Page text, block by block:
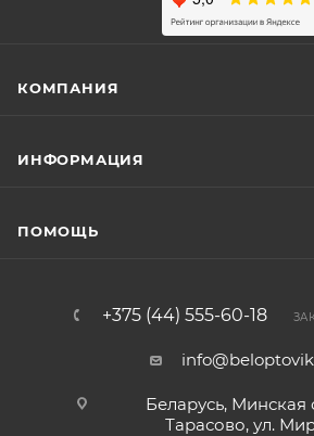
КОМПАНИЯ
ИНФОРМАЦИЯ
ПОМОЩЬ
+375 (44) 555-60-18
Беларусь, Минская
Тарасово, ул.